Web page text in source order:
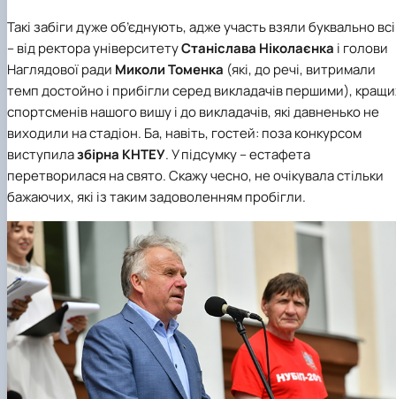
Такі забіги дуже об’єднують, адже участь взяли буквально всі
– від ректора університетуСтаніслава Ніколаєнка і голови
Наглядової ради МиколиТоменка (які, до речі, витримали
темп достойно і прибігли серед викладачів першими),
спортсменів нашого вишу і до викладачів, які давненько не
виходили на стадіон. Ба, навіть, гостей: поза конкурсом
виступилазбірна КНТЕУ. У підсумку – естафета
перетворилася на свято. Скажу чесно, не очікувала стільки
бажаючих, які із таким задоволенням пробігли.